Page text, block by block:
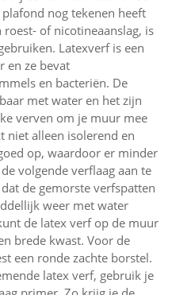
nog tekenen heeft
of nicotineaanslag, is
Latexverf is een
en ze bevat
en bacteriën. De
met water en het zijn
verven om je muur mee
niet alleen isolerend en
op, waardoor er minder
volgende verflaag aan te
de gemorste verfspatten
weer met water
de latex verf op de muur
brede kwast. Voor de
een ronde zachte borstel.
latex verf, gebruik je